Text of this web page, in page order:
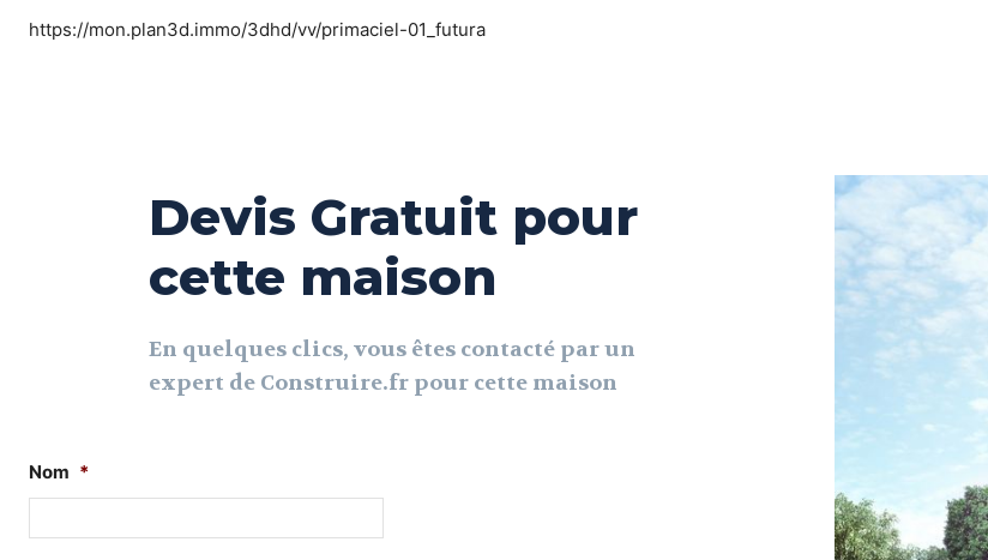
https://mon.plan3d.immo/3dhd/vv/primaciel-01_futura
Devis Gratuit pour
cette maison
En quelques clics, vous êtes contacté par un
expert de Construire.fr pour cette maison
Nom *